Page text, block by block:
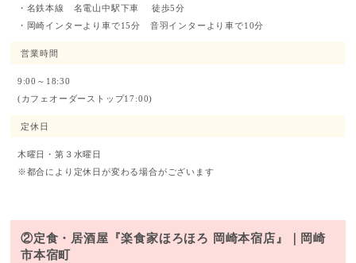
・名鉄本線 名電山中駅下車 徒歩5分
・岡崎インターより車で15分 音羽インターより車で10分
営業時間
9:00～18:30
(カフェオーダーストップ17:00)
定休日
木曜日・第３水曜日
※都合により定休日が変わる場合がございます
②定食・居酒屋『楽食家ほろほろ 岡崎本宿店』｜岡崎
市本宿町